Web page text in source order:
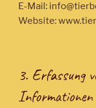
E-Mail:
Website:
3. Erfassung
Informationen